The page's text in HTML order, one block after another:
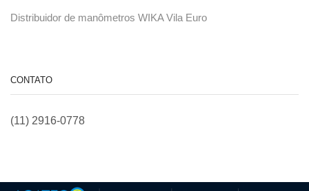
Distribuidor de manômetros WIKA Vila Euro
CONTATO
(11) 2916-0778